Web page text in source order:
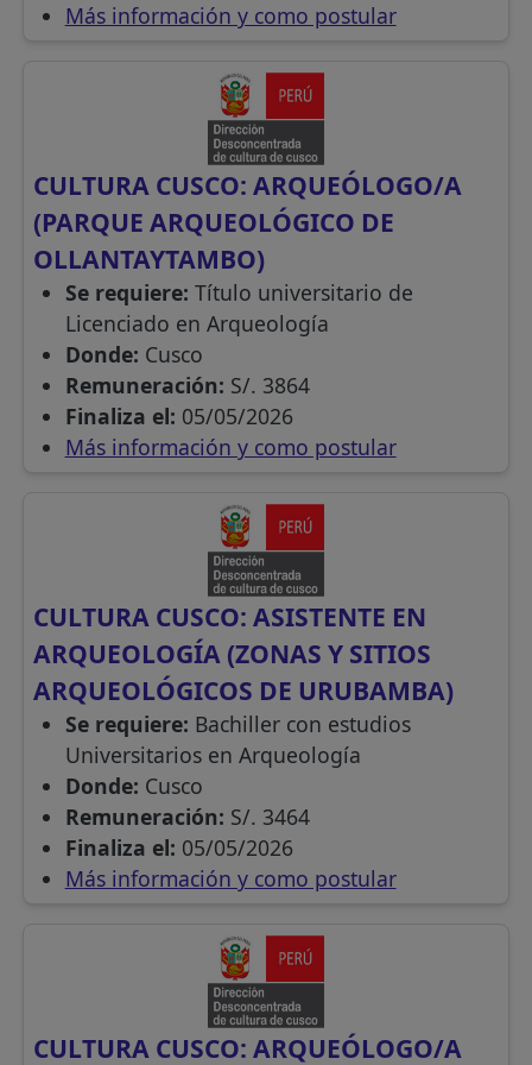
Más información y como postular
CULTURA CUSCO: ARQUEÓLOGO/A
(PARQUE ARQUEOLÓGICO DE
OLLANTAYTAMBO)
Se requiere: Título universitario de
Licenciado en Arqueología
Donde: Cusco
Remuneración: S/. 3864
Finaliza el: 05/05/2026
Más información y como postular
CULTURA CUSCO: ASISTENTE EN
ARQUEOLOGÍA (ZONAS Y SITIOS
ARQUEOLÓGICOS DE URUBAMBA)
Se requiere: Bachiller con estudios
Universitarios en Arqueología
Donde: Cusco
Remuneración: S/. 3464
Finaliza el: 05/05/2026
Más información y como postular
CULTURA CUSCO: ARQUEÓLOGO/A